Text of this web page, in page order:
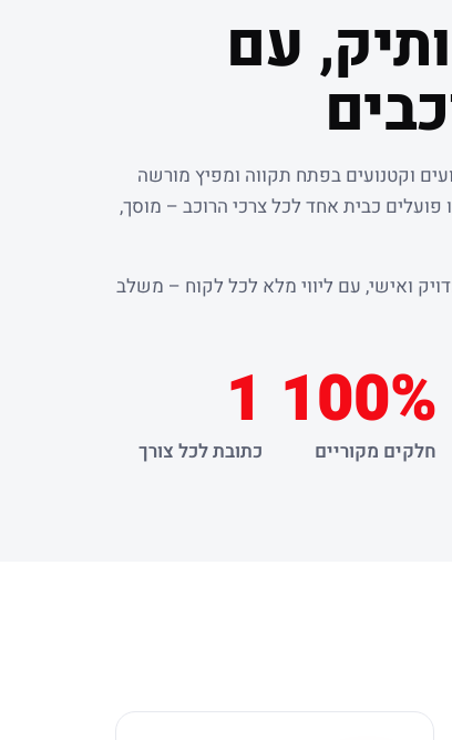
עם
וקטנועים בפתח תקווה ומפיץ מורשה
שנת 2000 אנו פועלים כבית אחד לכל צרכי הרוכב – מוסך,
ואישי, עם ליווי מלא לכל לקוח – משלב
100%
חלקים מקוריים
1
כתובת לכל צורך